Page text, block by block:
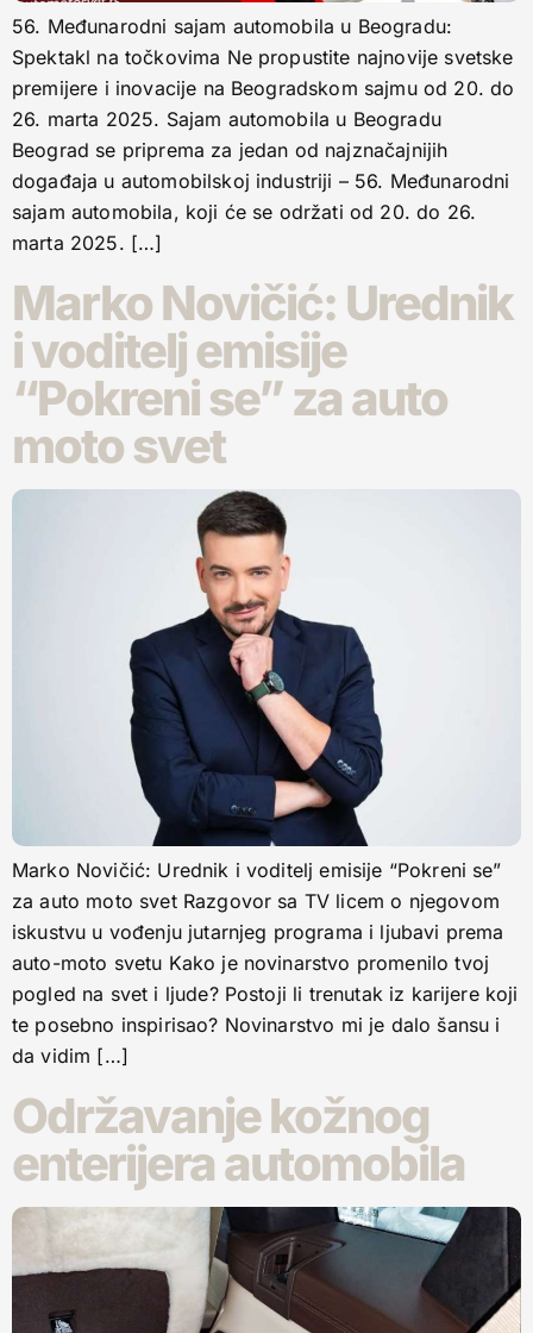
56. Međunarodni sajam automobila u Beogradu:
Spektakl na točkovima Ne propustite najnovije svetske
premijere i inovacije na Beogradskom sajmu od 20. do
26. marta 2025. Sajam automobila u Beogradu
Beograd se priprema za jedan od najznačajnijih
događaja u automobilskoj industriji – 56. Međunarodni
sajam automobila, koji će se održati od 20. do 26.
marta 2025. […]
Marko Novičić: Urednik
i voditelj emisije
“Pokreni se” za auto
moto svet
Marko Novičić: Urednik i voditelj emisije “Pokreni se”
za auto moto svet Razgovor sa TV licem o njegovom
iskustvu u vođenju jutarnjeg programa i ljubavi prema
auto-moto svetu Kako je novinarstvo promenilo tvoj
pogled na svet i ljude? Postoji li trenutak iz karijere koji
te posebno inspirisao? Novinarstvo mi je dalo šansu i
da vidim […]
Održavanje kožnog
enterijera automobila